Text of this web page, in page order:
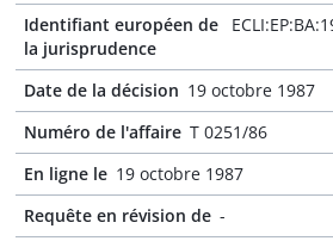
Identifiant européen de
la jurisprudence
Date de la décision 19 octobre 1987
Numéro de l'affaire T 0251/86
En ligne le 19 octobre 1987
Requête en révision de -